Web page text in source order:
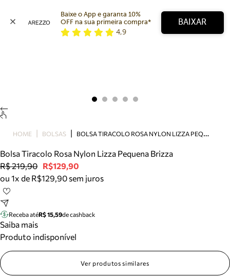
Bolsa
Tamanco
Tênis
Mule
Tire dúvidas sobre pedidos, devoluções e mais.
Meus pedidos
Acompanhe seus pedidos e solicite devoluções.
Baixe o App e garanta 10%
OFF na sua primeira compra*
4,9
BAIXAR
HOME BOLSAS B
OLSA TIRACOLO ROSA NYLON LIZZA PEQUENA BRIZZA
Bolsa Tiracolo Rosa Nylon Lizza Pequena Brizza
R$ 219,90 R$129,90
ou 1x de R$129,90 sem juros
Receba atéR$ 15,59de cashback
Saiba mais
Produto indisponível
Ver produtos similares